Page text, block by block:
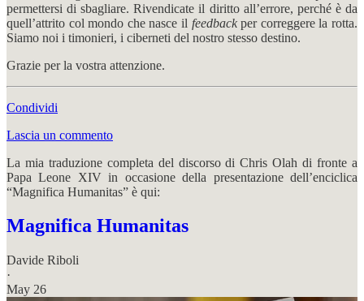
permettersi di sbagliare. Rivendicate il diritto all’errore, perché è da
quell’attrito col mondo che nasce il feedbackper correggere la rotta.
Siamo noi i timonieri, i ciberneti del nostro stesso destino.
Grazie per la vostra attenzione.
Condividi
Lascia un commento
La mia traduzione completa del discorso di Chris Olah di fronte a
Papa Leone XIV in occasione della presentazione dell’enciclica
“Magnifica Humanitas” è qui:
Magnifica Humanitas
Davide Riboli
·
May 26